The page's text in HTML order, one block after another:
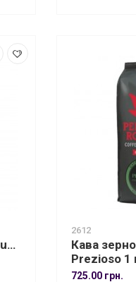
2612
Кава
Prezioso 1
725.00 грн.